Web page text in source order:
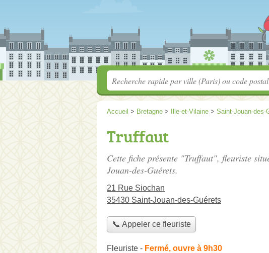
Accueil > Bretagne > Ille-et-Vilaine > Saint-Jouan-des-
Truffaut
Cette fiche présente "Truffaut", fleuriste
Jouan-des-Guérets.
21 Rue Siochan
35430 Saint-Jouan-des-Guérets
📞 Appeler ce fleuriste
Fleuriste - Fermé, ouvre à 9h30